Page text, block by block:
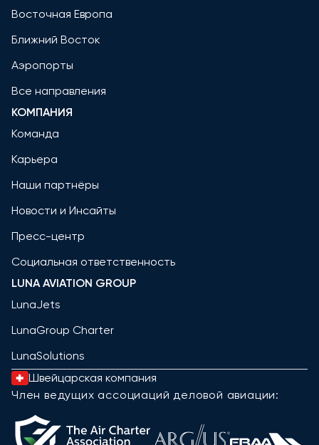
Восточная Европа
Ближний Восток
Аэропорты
Все направления
КОМПАНИЯ
Команда
Карьера
Наши партнёры
Новости и Инсайты
Пресс-центр
Социальная ответственность
LUNA AVIATION GROUP
LunaJets
LunaGroup Charter
LunaSolutions
Швейцарская компания
Член ведущих ассоциаций деловой авиации: